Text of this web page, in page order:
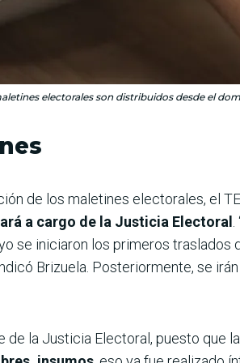
electorales son distribuidos desde el
de los maletines electorales, el
a cargo de la Justicia Electoral
se iniciaron los primeros traslados
Brizuela. Posteriormente, se
de la Justicia Electoral, puesto que